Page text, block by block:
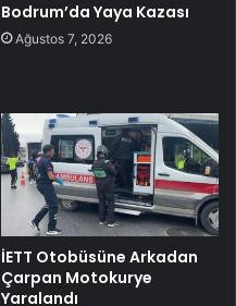
Bodrum’da Yaya Kazası
Ağustos 7, 2026
İETT Otobüsüne Arkadan
Çarpan Motokurye
Yaralandı